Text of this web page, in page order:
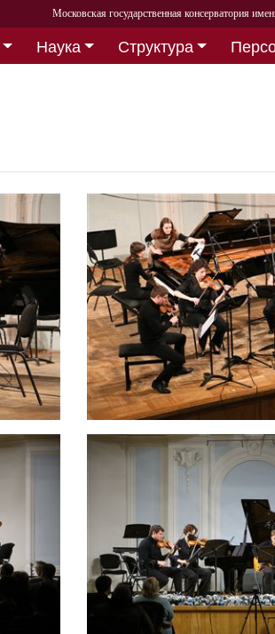
Московская государственная консерватория
Наука Структура